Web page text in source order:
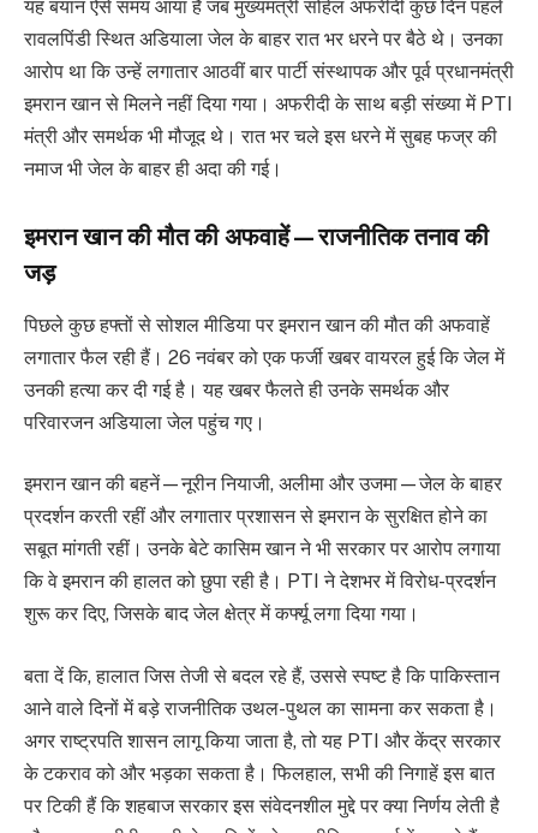
यह बयान ऐसे समय आया है जब मुख्यमंत्री सोहेल अफरीदी कुछ दिन पहले
रावलपिंडी स्थित अडियाला जेल के बाहर रात भर धरने पर बैठे थे। उनका
आरोप था कि उन्हें लगातार आठवीं बार पार्टी संस्थापक और पूर्व प्रधानमंत्री
इमरान खान से मिलने नहीं दिया गया। अफरीदी के साथ बड़ी संख्या में PTI
मंत्री और समर्थक भी मौजूद थे। रात भर चले इस धरने में सुबह फज्र की
नमाज भी जेल के बाहर ही अदा की गई।
इमरान खान की मौत की अफवाहें—राजनीतिक तनाव की
जड़
पिछले कुछ हफ्तों से सोशल मीडिया पर इमरान खान की मौत की अफवाहें
लगातार फैल रही हैं। 26 नवंबर को एक फर्जी खबर वायरल हुई कि जेल में
उनकी हत्या कर दी गई है। यह खबर फैलते ही उनके समर्थक और
परिवारजन अडियाला जेल पहुंच गए।
इमरान खान की बहनें—नूरीन नियाजी, अलीमा और उजमा—जेल के बाहर
प्रदर्शन करती रहीं और लगातार प्रशासन से इमरान के सुरक्षित होने का
सबूत मांगती रहीं। उनके बेटे कासिम खान ने भी सरकार पर आरोप लगाया
कि वे इमरान की हालत को छुपा रही है। PTI ने देशभर में विरोध-प्रदर्शन
शुरू कर दिए, जिसके बाद जेल क्षेत्र में कर्फ्यू लगा दिया गया।
बता दें कि, हालात जिस तेजी से बदल रहे हैं, उससे स्पष्ट है कि पाकिस्तान
आने वाले दिनों में बड़े राजनीतिक उथल-पुथल का सामना कर सकता है।
अगर राष्ट्रपति शासन लागू किया जाता है, तो यह PTI और केंद्र सरकार
के टकराव को और भड़का सकता है। फिलहाल, सभी की निगाहें इस बात
पर टिकी हैं कि शहबाज सरकार इस संवेदनशील मुद्दे पर क्या निर्णय लेती है